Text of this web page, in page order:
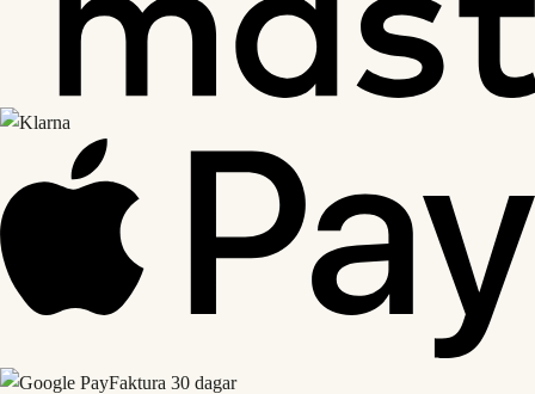
Faktura 30 dagar